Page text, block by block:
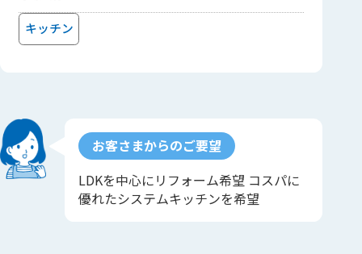
キッチン
お客さまからのご要望
LDKを中心にリフォーム希望 コスパに
優れたシステムキッチンを希望